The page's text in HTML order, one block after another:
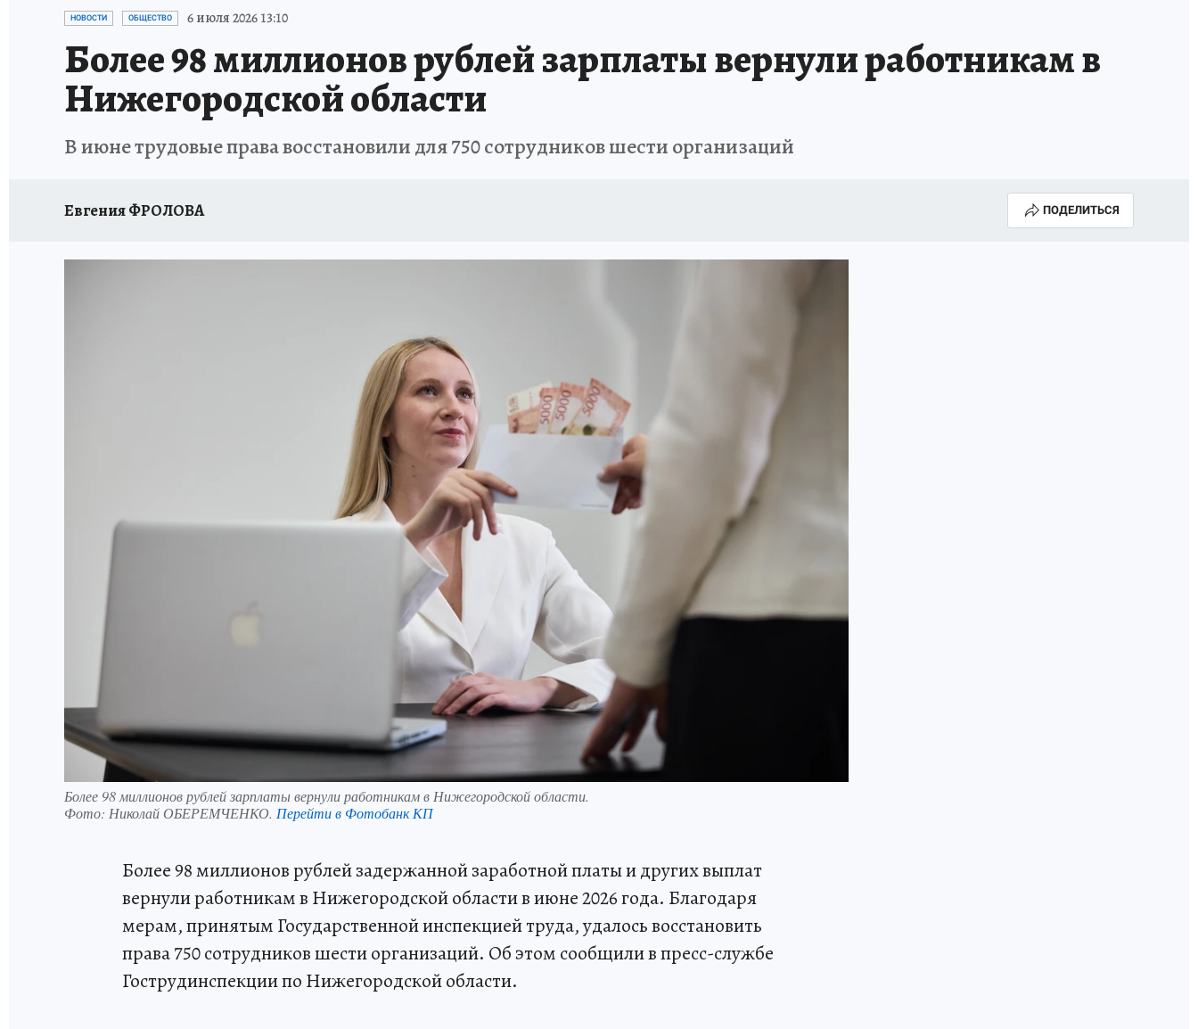
ИСПЫТАНО НА СЕБЕ
НОВОСТИ ОБЩЕСТВО 6 июля 2026 13:10
Более 98 миллионов рублей зарплаты вернули работникам в
Нижегородской области
В июне трудовые права восстановили для 750 сотрудников шести организаций
Евгения ФРОЛОВА ПОДЕЛИТЬСЯ
Более 98 миллионов рублей зарплаты вернули работникам в Нижегородской области.
Фото: Николай ОБЕРЕМЧЕНКО. Перейти в Фотобанк КП
Более 98 миллионов рублей задержанной заработной платы и других выплат
вернули работникам в Нижегородской области в июне 2026 года. Благодаря
мерам, принятым Государственной инспекцией труда, удалось восстановить
права 750 сотрудников шести организаций. Об этом сообщили в пресс-службе
Гострудинспекции по Нижегородской области.